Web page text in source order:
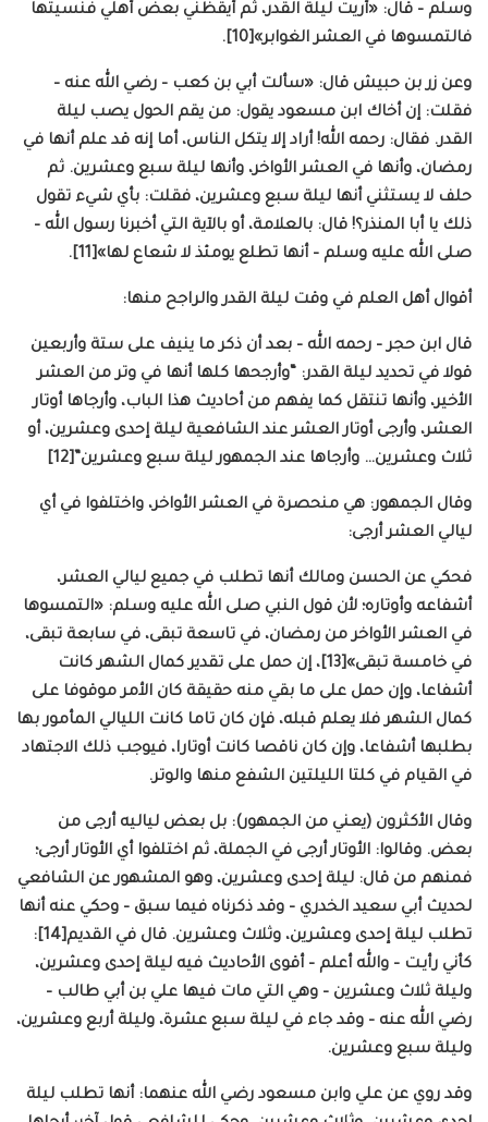
وسلم – قال: «أريت ليلة القدر، ثم أيقظني بعض أهلي فنسيتها
فالتمسوها في العشر الغوابر»[10].
وعن زر بن حبيش قال: «سألت أبي بن كعب – رضي الله عنه –
فقلت: إن أخاك ابن مسعود يقول: من يقم الحول يصب ليلة
القدر. فقال: رحمه الله! أراد إلا يتكل الناس، أما إنه قد علم أنها في
رمضان، وأنها في العشر الأواخر، وأنها ليلة سبع وعشرين. ثم
حلف لا يستثني أنها ليلة سبع وعشرين، فقلت: بأي شيء تقول
ذلك يا أبا المنذر؟! قال: بالعلامة، أو بالآية التي أخبرنا رسول الله –
صلى الله عليه وسلم – أنها تطلع يومئذ لا شعاع لها»[11].
أقوال أهل العلم في وقت ليلة القدر والراجح منها:
قال ابن حجر – رحمه الله – بعد أن ذكر ما ينيف على ستة وأربعين
قولا في تحديد ليلة القدر: “وأرجحها كلها أنها في وتر من العشر
الأخير، وأنها تنتقل كما يفهم من أحاديث هذا الباب، وأرجاها أوتار
العشر، وأرجى أوتار العشر عند الشافعية ليلة إحدى وعشرين، أو
ثلاث وعشرين… وأرجاها عند الجمهور ليلة سبع وعشرين”[12]
وقال الجمهور: هي منحصرة في العشر الأواخر، واختلفوا في أي
ليالي العشر أرجى:
فحكي عن الحسن ومالك أنها تطلب في جميع ليالي العشر،
أشفاعه وأوتاره؛ لأن قول النبي صلى الله عليه وسلم: «التمسوها
في العشر الأواخر من رمضان، في تاسعة تبقى، في سابعة تبقى،
في خامسة تبقى»[13]، إن حمل على تقدير كمال الشهر كانت
أشفاعا، وإن حمل على ما بقي منه حقيقة كان الأمر موقوفا على
كمال الشهر فلا يعلم قبله، فإن كان تاما كانت الليالي المأمور بها
بطلبها أشفاعا، وإن كان ناقصا كانت أوتارا، فيوجب ذلك الاجتهاد
في القيام في كلتا الليلتين الشفع منها والوتر.
وقال الأكثرون (يعني من الجمهور): بل بعض لياليه أرجى من
بعض. وقالوا: الأوتار أرجى في الجملة، ثم اختلفوا أي الأوتار أرجى؛
فمنهم من قال: ليلة إحدى وعشرين، وهو المشهور عن الشافعي
لحديث أبي سعيد الخدري – وقد ذكرناه فيما سبق – وحكي عنه أنها
تطلب ليلة إحدى وعشرين، وثلاث وعشرين. قال في القديم[14]:
كأني رأيـت – والله أعلم – أقوى الأحاديث فيه ليلة إحدى وعشرين،
وليلة ثلاث وعشرين – وهي التي مات فيها علي بن أبي طالب –
رضي الله عنه – وقد جاء في ليلة سبع عشرة، وليلة أربع وعشرين،
وليلة سبع وعشرين.
وقد روي عن علي وابن مسعود رضي الله عنهما: أنها تطلب ليلة